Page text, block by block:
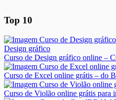
Top 10
Curso de Design gráfico online –
Curso de Excel online grátis – do
Curso de Violão online grátis para